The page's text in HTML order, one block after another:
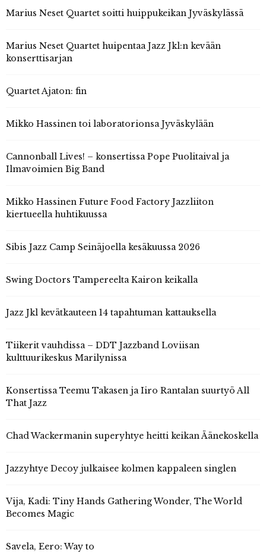
Marius Neset Quartet soitti huippukeikan Jyväskylässä
Marius Neset Quartet huipentaa Jazz Jkl:n kevään
konserttisarjan
Quartet Ajaton: fin
Mikko Hassinen toi laboratorionsa Jyväskylään
Cannonball Lives! – konsertissa Pope Puolitaival ja
Ilmavoimien Big Band
Mikko Hassinen Future Food Factory Jazzliiton
kiertueella huhtikuussa
Sibis Jazz Camp Seinäjoella kesäkuussa 2026
Swing Doctors Tampereelta Kairon keikalla
Jazz Jkl kevätkauteen 14 tapahtuman kattauksella
Tiikerit vauhdissa – DDT Jazzband Loviisan
kulttuurikeskus Marilynissa
Konsertissa Teemu Takasen ja Iiro Rantalan suurtyö All
That Jazz
Chad Wackermanin superyhtye heitti keikan Äänekoskella
Jazzyhtye Decoy julkaisee kolmen kappaleen singlen
Vija, Kadi: Tiny Hands Gathering Wonder, The World
Becomes Magic
Savela, Eero: Way to